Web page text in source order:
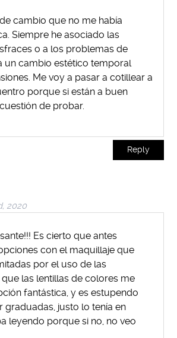
cambio que no me había
Siempre he asociado las
o a los problemas de
un cambio estético temporal
Me voy a pasar a cotillear a
porque si están a buen
de probar.
Reply
2020
Es cierto que antes
con el maquillaje que
por el uso de las
que las lentillas de colores me
fantástica, y es estupendo
graduadas, justo lo tenía en
leyendo porque si no, no veo